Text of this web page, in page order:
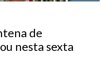
de
nesta sexta